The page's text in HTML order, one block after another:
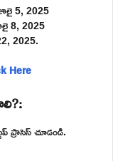
5, 2025
8, 2025
2025.
Here
ప్రాసెస్ చూడండి.